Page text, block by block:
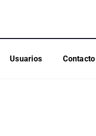
Usuarios Contacto